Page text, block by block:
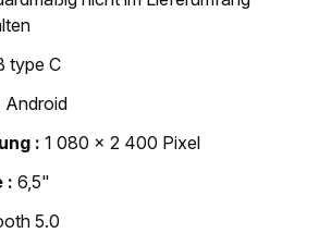
type C
Android
1 080 x 2 400 Pixel
6,5"
5.0